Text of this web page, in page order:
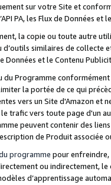
sur votre Site et
PA, les Flux de Données
la copie ou toute autre
similaires de
Données et le Contenu
du Programme
la portée de ce qui
vers un Site d'Amazon et
trafic vers toute page d'un
peuvent contenir des
de Produit associée
programme pour
ou indirectement,
d’apprentissage